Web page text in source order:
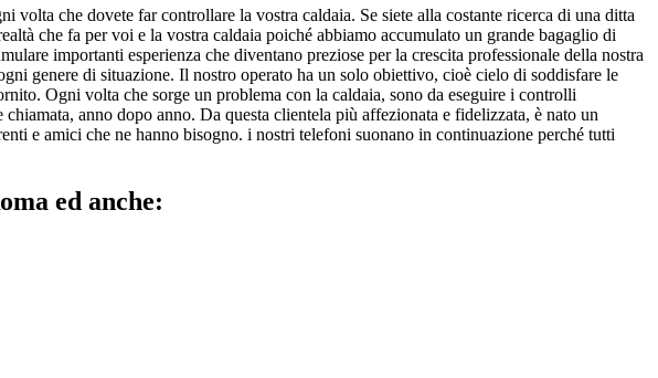
volta che dovete far controllare la vostra caldaia. Se siete alla costante ricerca di una ditta
che fa per voi e la vostra caldaia poiché abbiamo accumulato un grande bagaglio di
importanti esperienza che diventano preziose per la crescita professionale della nostra
genere di situazione. Il nostro operato ha un solo obiettivo, cioè cielo di soddisfare le
Ogni volta che sorge un problema con la caldaia, sono da eseguire i controlli
chiamata, anno dopo anno. Da questa clientela più affezionata e fidelizzata, è nato un
e amici che ne hanno bisogno. i nostri telefoni suonano in continuazione perché tutti
ed anche: